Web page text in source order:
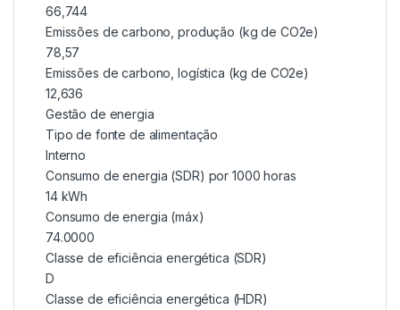
66,744
Emissões de carbono, produção (kg de CO2e)
78,57
Emissões de carbono, logística (kg de CO2e)
12,636
Gestão de energia
Tipo de fonte de alimentação
Interno
Consumo de energia (SDR) por 1000 horas
14 kWh
Consumo de energia (máx)
74.0000
Classe de eficiência energética (SDR)
D
Classe de eficiência energética (HDR)